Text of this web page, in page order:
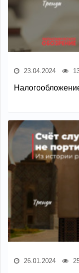
23.04.2024
26.01.2024